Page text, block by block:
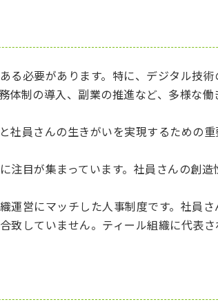
必要があります。特に、デジタル技
制の導入、副業の推進など、多様な
員さんの生きがいを実現するための
目が集まっています。社員さんの創
営にマッチした人事制度です。社員
していません。ティール組織に代表